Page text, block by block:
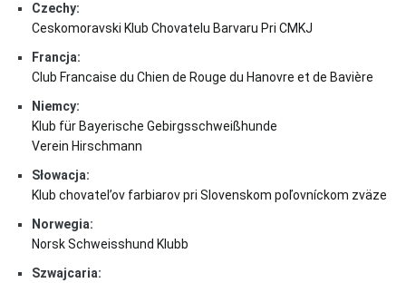
Czechy:
Ceskomoravski Klub Chovatelu Barvaru Pri CMKJ
Francja:
Club Francaise du Chien de Rouge du Hanovre et de Bavière
Niemcy:
Klub für Bayerische Gebirgsschweißhunde
Verein Hirschmann
Słowacja:
Klub chovatel’ov farbiarov pri Slovenskom poľovníckom zväze
Norwegia:
Norsk Schweisshund Klubb
Szwajcaria: